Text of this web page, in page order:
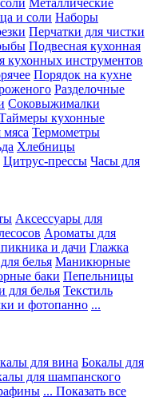
Металлические
и соли Наборы
Перчатки для чистки
Подвесная кухонная
кухонных инструментов
Порядок на кухне
Разделочные
Соковыжималки
кухонные
мяса Термометры
Хлебницы
Цитрус-прессы Часы для
Аксессуары для
Ароматы для
и дачи Глажка
белья Маникюрные
баки Пепельницы
для белья Текстиль
и фотопанно ...
для вина Бокалы для
для шампанского
... Показать все